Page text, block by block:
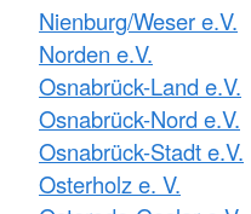
Nienburg/Weser e.V.
Norden e.V.
Osnabrück-Land e.V.
Osnabrück-Nord e.V.
Osnabrück-Stadt e.V.
Osterholz e. V.